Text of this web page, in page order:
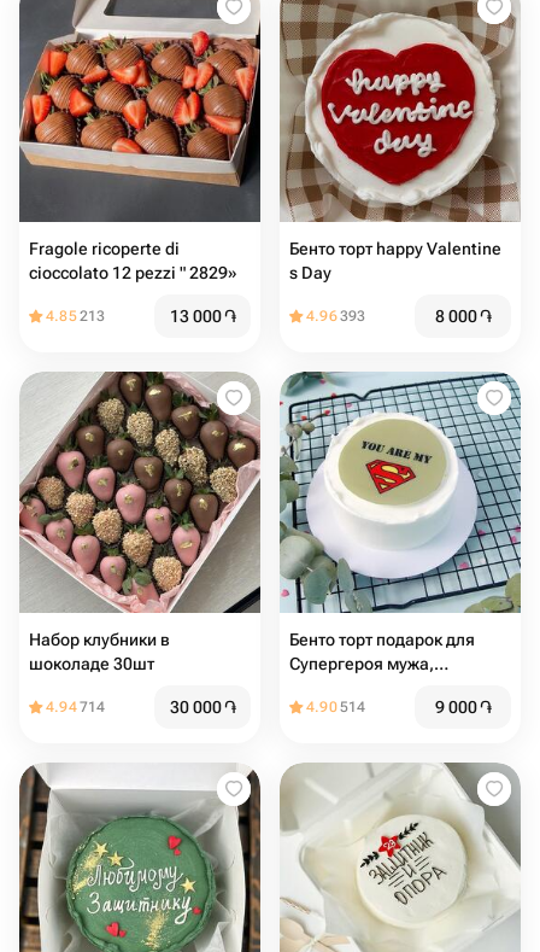
Fragole ricoperte di
cioccolato 12 pezzi " 2829»
4.85213 13 000֏
Бенто торт happy Valentine
s Day
4.96393 8 000֏
Набор клубники в
шоколаде 30шт
4.94714 30 000֏
Бенто торт подарок для
Супергероя мужа,
4.90514 9 000֏